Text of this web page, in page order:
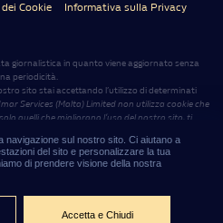
Cookie Informativa sulla Privacy
giornalistica in quanto viene aggiornato senza
periodicità.
sito stai accettando l’utilizzo di determinati
Services (Malta) Limited non utilizza cookie che
quelli che migliorano l’uso del nostro sito, ti
cancellarli nel caso lo desiderassi.
Services (Malta) Limited, con sede legale a
Business Centre, 14 High Street
Services (Malta) Limited
navigazione sul nostro sito. Ci aiutano a
del sito e personalizzare la tua
di prendere visione della nostra
Accetta e Chiudi